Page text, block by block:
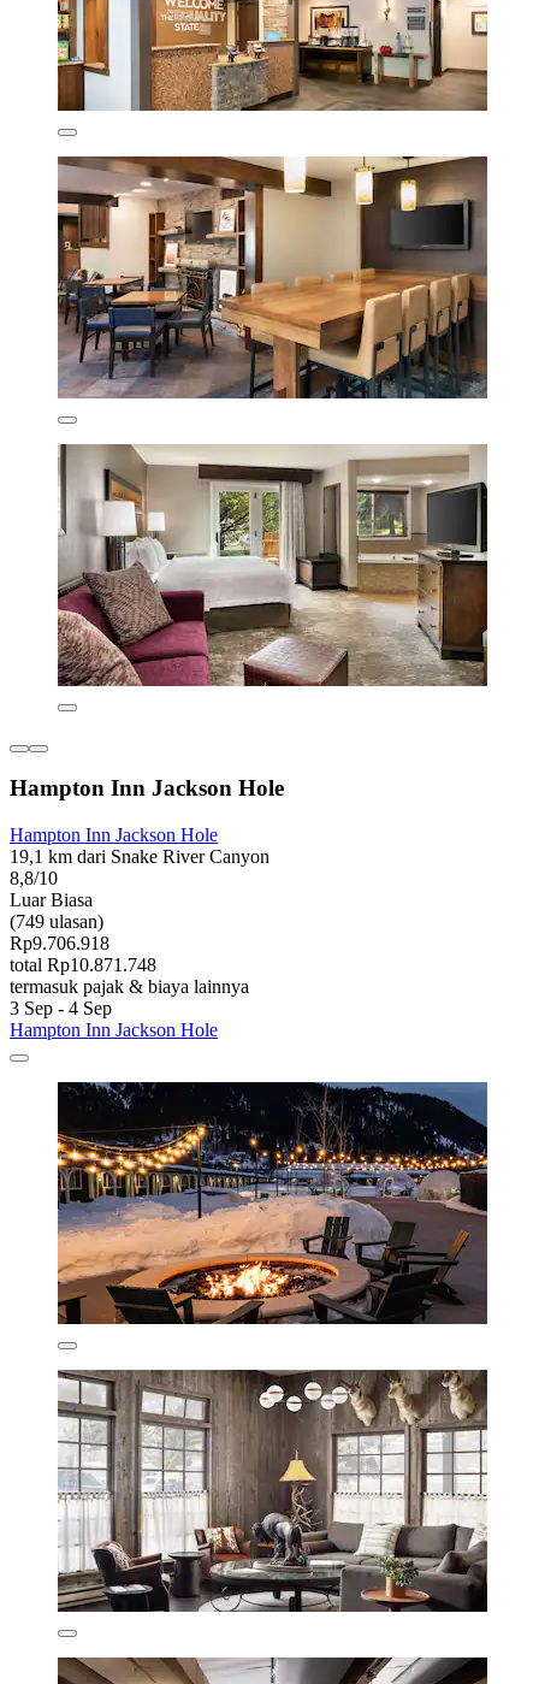
Hampton Inn Jackson Hole
Hampton Inn Jackson Hole
19,1 km dari Snake River Canyon
8,8/10
Luar Biasa
(749 ulasan)
Rp9.706.918
total Rp10.871.748
termasuk pajak & biaya lainnya
3 Sep - 4 Sep
Hampton Inn Jackson Hole